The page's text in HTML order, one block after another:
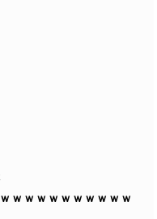
ｗｗｗｗｗｗｗｗｗｗ